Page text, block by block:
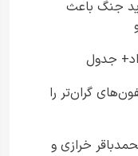
جنگ باعث
گران‌تر را
خرازی و